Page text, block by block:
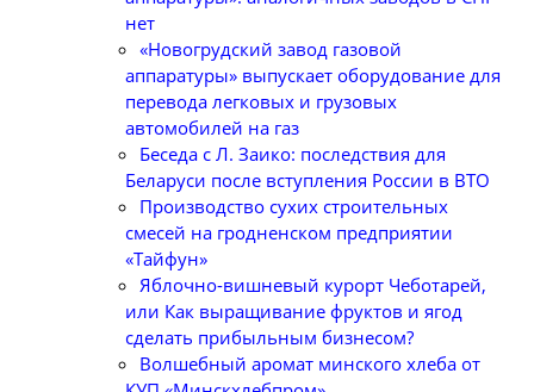
нет
«Новогрудский завод газовой
аппаратуры» выпускает оборудование для
перевода легковых и грузовых
автомобилей на газ
Беседа с Л. Заико: последствия для
Беларуси после вступления России в ВТО
Производство сухих строительных
смесей на гродненском предприятии
«Тайфун»
Яблочно-вишневый курорт Чеботарей,
или Как выращивание фруктов и ягод
сделать прибыльным бизнесом?
Волшебный аромат минского хлеба от